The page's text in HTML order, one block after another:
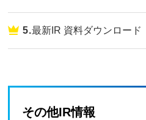
最新IR 資料ダウンロード
その他IR情報